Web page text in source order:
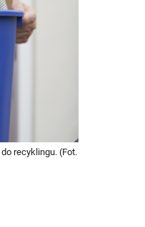
recyklingu. (Fot.